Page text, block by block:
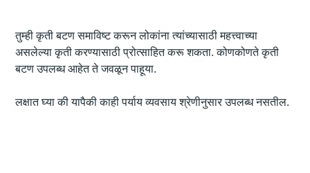
तुम्ही कृती बटण समाविष्ट करून लोकांना त्यांच्यासाठी महत्त्वाच्या
असलेल्या कृती करण्यासाठी प्रोत्साहित करू शकता. कोणकोणते कृती
बटण उपलब्ध आहेत ते जवळून पाहूया.
लक्षात घ्या की यापैकी काही पर्याय व्यवसाय श्रेणीनुसार उपलब्ध नसतील.